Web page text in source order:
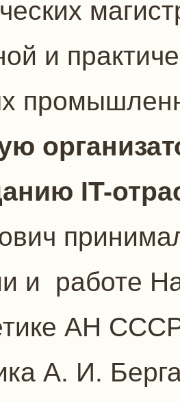
и
IT-
и работе
АН
А. И.